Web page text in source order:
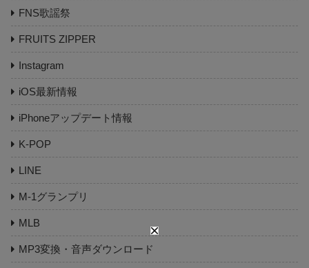
FNS歌謡祭
FRUITS ZIPPER
Instagram
iOS最新情報
iPhoneアップデート情報
K-POP
LINE
M-1グランプリ
MLB
MP3変換・音声ダウンロード